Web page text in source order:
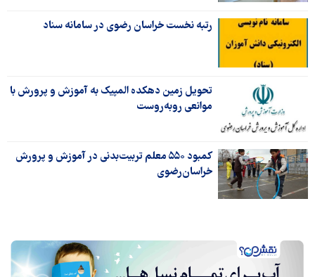
رتبه نخست خراسان رضوی در سامانه سناد
تحویل زمین دهکده المپیک به آموزش و پرورش با
موانعی روبه‌روست
کمبود ۵۵۰ معلم تربیت‌بدنی در آموزش و پرورش
خراسان‌رضوی